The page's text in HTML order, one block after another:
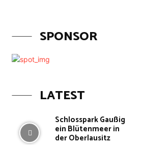
SPONSOR
LATEST
Schlosspark Gaußig
ein Blütenmeer in
der Oberlausitz